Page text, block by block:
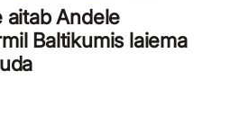
aitab Andele
Baltikumis laiema